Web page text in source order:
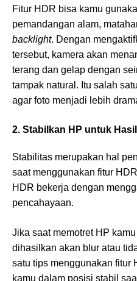
Fitur HDR bisa kamu
pemandangan alam,
backlight. Dengan
tersebut, kamera akan
terang dan gelap dengan
tampak natural. Itu salah
agar foto menjadi lebih
2. Stabilkan HP untuk
Stabilitas merupakan hal
saat menggunakan fitur
HDR bekerja dengan
pencahayaan.
Jika saat memotret HP
dihasilkan akan blur atau
satu tips menggunakan fitur
kamu dalam posisi stabil